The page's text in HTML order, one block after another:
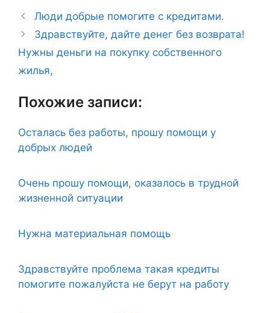
Люди добрые помогите с кредитами.
Здравствуйте, дайте денег без возврата!
Нужны деньги на покупку собственного
жилья,
Похожие записи:
Осталась без работы, прошу помощи у
добрых людей
Очень прошу помощи, оказалось в трудной
жизненной ситуации
Нужна материальная помощь
Здравствуйте проблема такая кредиты
помогите пожалуйста не берут на работу